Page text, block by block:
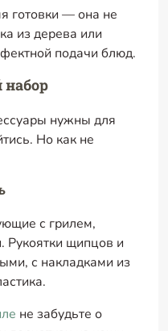
готовки — она не
из дерева или
подачи блюд.
набор
нужны для
Но как не
с грилем,
Рукоятки щипцов и
с накладками из
не забудьте о